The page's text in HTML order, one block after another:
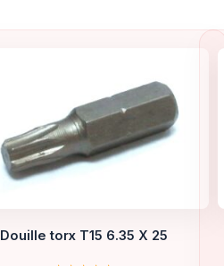
Douille torx T15 6.35 X 25